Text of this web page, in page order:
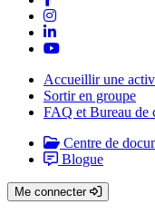
Accueillir une
Sortir en groupe
FAQ et Bureau de
Centre de
Blogue
Me connecter